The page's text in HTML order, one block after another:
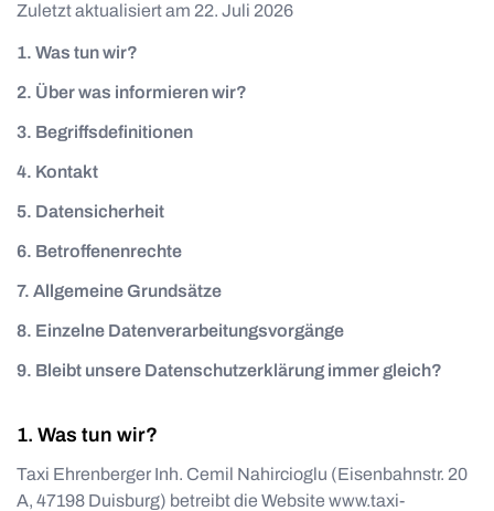
Zuletzt aktualisiert am 22. Juli 2026
1. Was tun wir?
2. Über was informieren wir?
3. Begriffsdefinitionen
4. Kontakt
5. Datensicherheit
6. Betroffenenrechte
7. Allgemeine Grundsätze
8. Einzelne Datenverarbeitungsvorgänge
9. Bleibt unsere Datenschutzerklärung immer gleich?
Was tun wir?
Taxi Ehrenberger Inh. Cemil Nahircioglu (Eisenbahnstr. 20
A, 47198 Duisburg) betreibt die Website www.taxi-